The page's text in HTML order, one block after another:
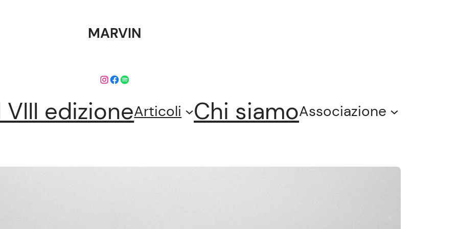
MARVIN
Instagram
Facebook
Spotify
VIII edizioneArticoli Chi siamoAssociazione